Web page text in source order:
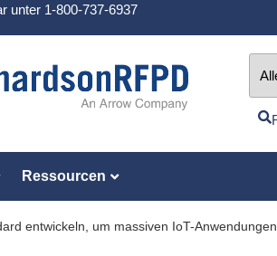
unter 1-800-737-6937
Ressourcen
entwickeln, um massiven IoT-